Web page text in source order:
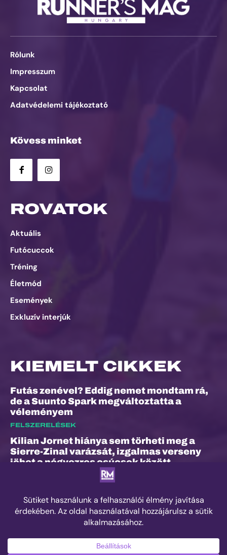
Rólunk
Impresszum
Kapcsolat
Adatvédelemi tájékoztató
Kövess minket
ROVATOK
Aktuális
Futócuccok
Tréning
Életmód
Események
Exkluzív interjúk
KIEMELT CIKKEK
Futás zenével? Eddig nemet mondtam rá,
de a Suunto Spark megváltoztatta a
véleményem
FELSZERELÉSEK
Kilian Jornet hiánya sem törheti meg a
Sierre-Zinal varázsát, izgalmas verseny
jöhet a négyezres csúcsok között
fájdalom és a szenvedés nem rossz dolog”
– Interjú Lénárt Krisztiánnal, a Daráló új
pályacsúcstartójával
EDZÉS